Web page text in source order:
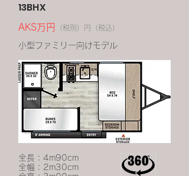
13BHX
AKS万円 （税別）円（税込）
小型ファミリー向けモデル
全長：4m90cm
全幅：2m30cm